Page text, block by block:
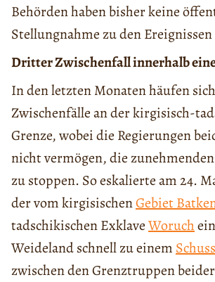
Behörden haben bisher keine
Stellungnahme zu den Ereignissen
Dritter Zwischenfall innerhalb
In den letzten Monaten häufen
Zwischenfälle an der kirgisisch-
Grenze, wobei die Regierungen
nicht vermögen, die
zu stoppen. So eskalierte am 24.
der vom kirgisischenGebiet
tadschikischen ExklaveWoruch
Weideland schnell zu einem
zwischen den Grenztruppen